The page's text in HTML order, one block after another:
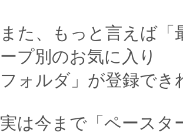
また、もっと言えば
ープ別のお気に入り
フォルダ」が登録で
実は今まで「ペースタ